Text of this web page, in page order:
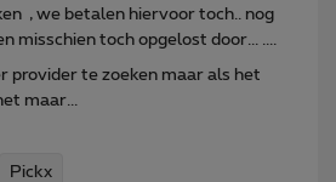
, we betalen hiervoor toch.. nog
misschien toch opgelost door... ....
provider te zoeken maar als het
maar...
Pickx